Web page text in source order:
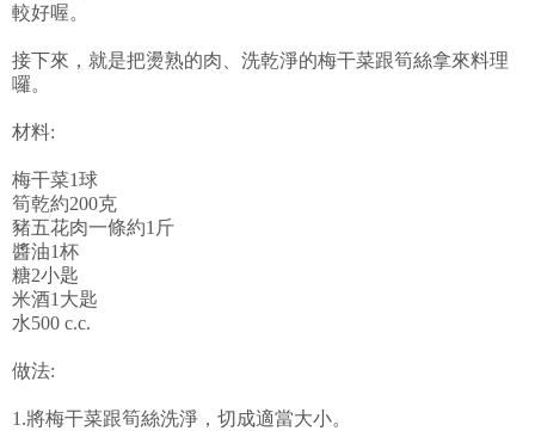
較好喔。
接下來，就是把燙熟的肉、洗乾淨的梅干菜跟筍絲拿來料理
囉。
材料:
梅干菜1球
筍乾約200克
豬五花肉一條約1斤
醬油1杯
糖2小匙
米酒1大匙
水500 c.c.
做法:
1.將梅干菜跟筍絲洗淨，切成適當大小。